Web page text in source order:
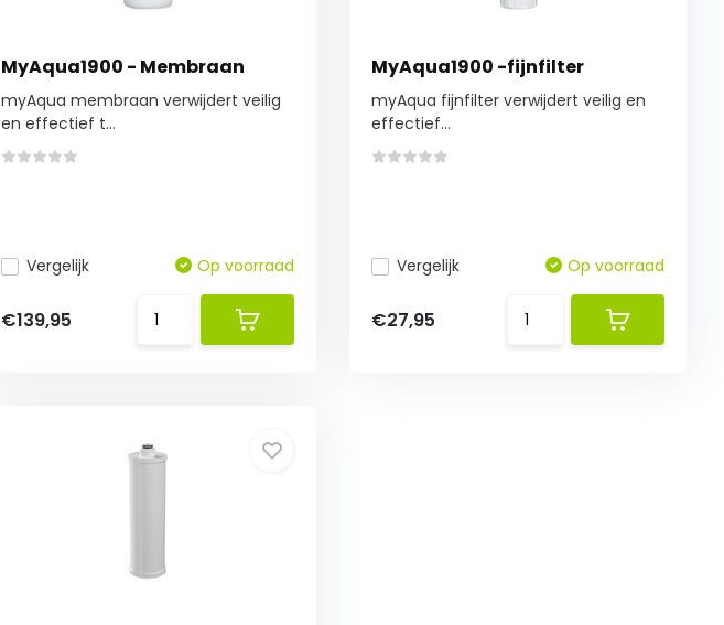
MyAqua1900 - Membraan
myAqua membraan verwijdert veilig
en effectief t...
Vergelijk Op voorraad
€139,95
MyAqua1900 -fijnfilter
myAqua fijnfilter verwijdert veilig en
effectief...
Vergelijk Op voorraad
€27,95